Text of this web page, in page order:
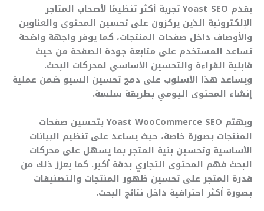
يقدم Yoast SEO تجربة أكثر تنظيمًا لأصحاب المتاجر
الإلكترونية الذين يركزون على تحسين المحتوى والعناوين
والأوصاف داخل صفحات المنتجات، كما يوفر واجهة واضحة
تساعد المستخدم على متابعة جودة الصفحة من حيث
قابلية القراءة والتحسين الأساسي لمحركات البحث.
ويساعد هذا الأسلوب على دمج تحسين السيو ضمن عملية
إنشاء المحتوى اليومي بطريقة سلسة.
ويهتم Yoast WooCommerce SEO بتحسين صفحات
المنتجات بصورة خاصة، حيث يساعد على تنظيم البيانات
الأساسية وتحسين بنية المتجر بما يسهل على محركات
البحث فهم المحتوى التجاري بدقة أكبر. كما يعزز ذلك من
قدرة المتجر على تحسين ظهور المنتجات والتصنيفات
بصورة أكثر احترافية داخل نتائج البحث.